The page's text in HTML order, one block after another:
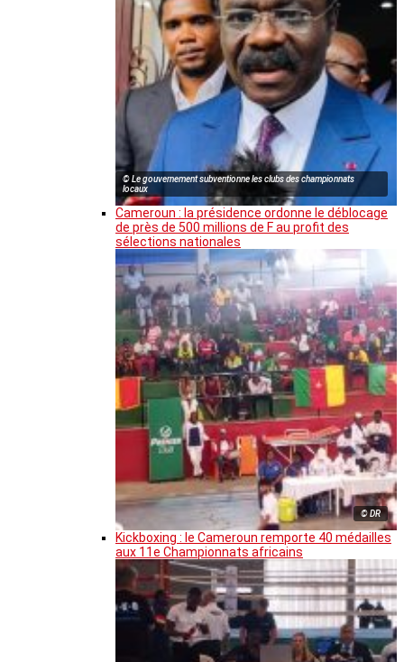
© Le gouvernement subventionne les clubs des championnats
locaux
Cameroun : la présidence ordonne le déblocage
de près de 500 millions de F au profit des
sélections nationales
© DR
Kickboxing : le Cameroun remporte 40 médailles
aux 11e Championnats africains